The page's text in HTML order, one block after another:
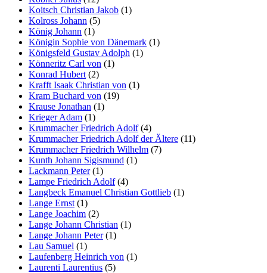
Koitsch Christian Jakob (1)
Kolross Johann (5)
König Johann (1)
Königin Sophie von Dänemark (1)
Königsfeld Gustav Adolph (1)
Könneritz Carl von (1)
Konrad Hubert (2)
Krafft Isaak Christian von (1)
Kram Buchard von (19)
Krause Jonathan (1)
Krieger Adam (1)
Krummacher Friedrich Adolf(4)
Krummacher Friedrich Adolf der Ältere (11)
Krummacher Friedrich Wilhelm (7)
Kunth Johann Sigismund (1)
Lackmann Peter(1)
Lampe Friedrich Adolf(4)
Langbeck Emanuel Christian Gottlieb (1)
Lange Ernst (1)
Lange Joachim (2)
Lange Johann Christian (1)
Lange Johann Peter(1)
Lau Samuel (1)
Laufenberg Heinrich von (1)
Laurenti Laurentius (5)